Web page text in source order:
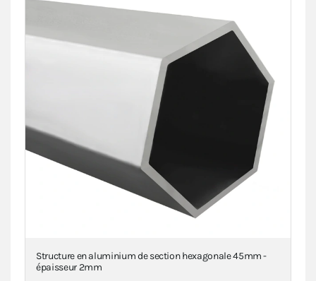
Structure en aluminium de section hexagonale 45mm -
épaisseur 2mm